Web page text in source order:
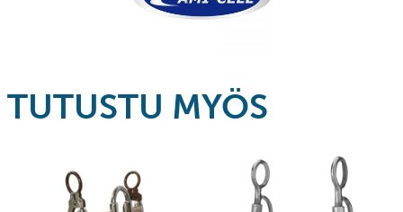
TUTUSTU MYÖS